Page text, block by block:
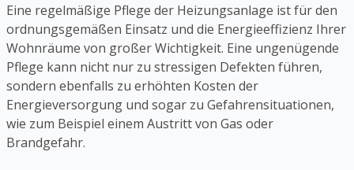
Eine regelmäßige Pflege der Heizungsanlage ist für den
ordnungsgemäßen Einsatz und die Energieeffizienz Ihrer
Wohnräume von großer Wichtigkeit. Eine ungenügende
Pflege kann nicht nur zu stressigen Defekten führen,
sondern ebenfalls zu erhöhten Kosten der
Energieversorgung und sogar zu Gefahrensituationen,
wie zum Beispiel einem Austritt von Gas oder
Brandgefahr.